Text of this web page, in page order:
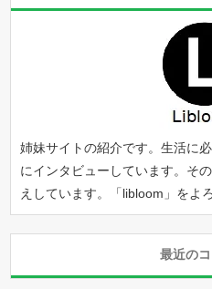
姉妹サイトの紹介です。生活に
にインタビューしています。そ
えしています。「libloom 」をよ
最近の